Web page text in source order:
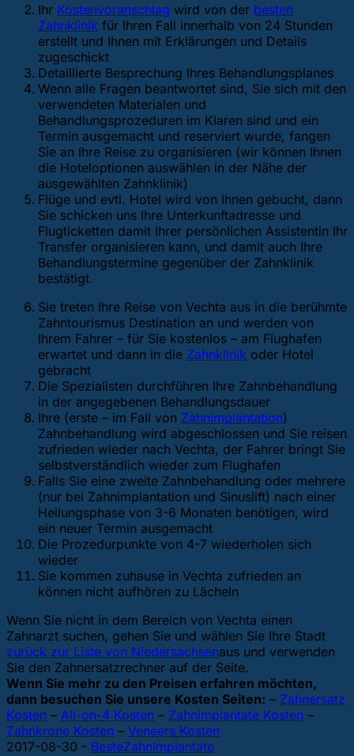
Ihr Kostenvoranschlag wird von der besten
Zahnklinik für Ihren Fall innerhalb von 24 Stunden
erstellt und Ihnen mit Erklärungen und Details
zugeschickt
Detaillierte Besprechung Ihres Behandlungsplanes
Wenn alle Fragen beantwortet sind, Sie sich mit den
verwendeten Materialen und
Behandlungsprozeduren im Klaren sind und ein
Termin ausgemacht und reserviert wurde, fangen
Sie an Ihre Reise zu organisieren (wir können Ihnen
die Hoteloptionen auswählen in der Nähe der
ausgewählten Zahnklinik)
Flüge und evtl. Hotel wird von Ihnen gebucht, dann
Sie schicken uns Ihre Unterkunftadresse und
Flugticketten damit Ihrer persönlichen Assistentin Ihr
Transfer organisieren kann, und damit auch Ihre
Behandlungstermine gegenüber der Zahnklinik
bestätigt.
Sie treten Ihre Reise von Vechta aus in die berühmte
Zahntourismus Destination an und werden von
Ihrem Fahrer – für Sie kostenlos – am Flughafen
erwartet und dann in die Zahnklinik oder Hotel
gebracht
Die Spezialisten durchführen Ihre Zahnbehandlung
in der angegebenen Behandlungsdauer
Ihre (erste – im Fall von Zahnimplantation)
Zahnbehandlung wird abgeschlossen und Sie reisen
zufrieden wieder nach Vechta, der Fahrer bringt Sie
selbstverständlich wieder zum Flughafen
Falls Sie eine zweite Zahnbehandlung oder mehrere
(nur bei Zahnimplantation und Sinuslift) nach einer
Heilungsphase von 3-6 Monaten benötigen, wird
ein neuer Termin ausgemacht
Die Prozedurpunkte von 4-7 wiederholen sich
wieder
Sie kommen zuhause in Vechta zufrieden an
können nicht aufhören zu Lächeln
Wenn Sie nicht in dem Bereich von Vechta einen
Zahnarzt suchen, gehen Sie
zurück zur Liste von Niedersachsen
und wählen Sie Ihre Stadt
aus und verwenden
Sie den Zahnersatzrechner auf der Seite.
Wenn Sie mehr zu den Preisen erfahren möchten,
dann besuchen Sie unsere Kosten Seiten: – Zahnersatz
Kosten – All-on-4 Kosten – Zahnimplantate Kosten –
Zahnkrone Kosten – Veneers Kosten
2017-08-30 - BesteZahnImplantate